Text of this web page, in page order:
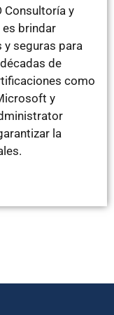
Consultoría y
brindar
seguras para
de
como
y
la